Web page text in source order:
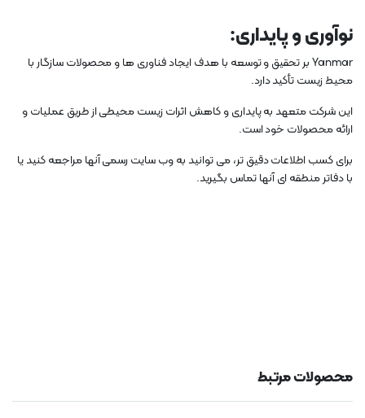
نوآوری و پایداری:
Yanmar بر تحقیق و توسعه با هدف ایجاد فناوری ها و محصولات سازگار با
محیط زیست تأکید دارد.
این شرکت متعهد به پایداری و کاهش اثرات زیست محیطی از طریق عملیات و
ارائه محصولات خود است.
برای کسب اطلاعات دقیق تر، می توانید به وب سایت رسمی آنها مراجعه کنید یا
با دفاتر منطقه ای آنها تماس بگیرید.
محصولات مرتبط